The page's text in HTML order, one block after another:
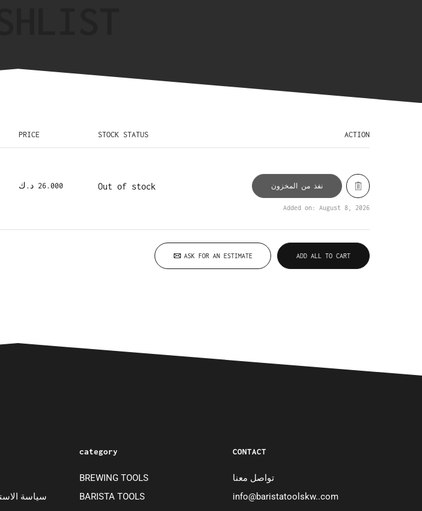
PRICE STOCK STATUS ACTION
26.000 د.ك Out of stock نفذ من المخزون
Added on: August 8, 2026
ASK FOR AN ESTIMATE ADD ALL TO CART
سياسة
category
BREWING TOOLS
BARISTA TOOLS
CONTACT
تواصل معنا
info@baristatoolskw..com